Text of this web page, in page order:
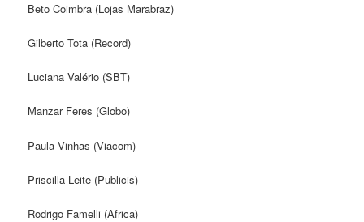
Beto Coimbra (Lojas Marabraz)
Gilberto Tota (Record)
Luciana Valério (SBT)
Manzar Feres (Globo)
Paula Vinhas (Viacom)
Priscilla Leite (Publicis)
Rodrigo Famelli (Africa)